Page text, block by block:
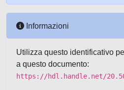
Informazioni
Utilizza questo identificativo
a questo documento:
https://hdl.handle.net/